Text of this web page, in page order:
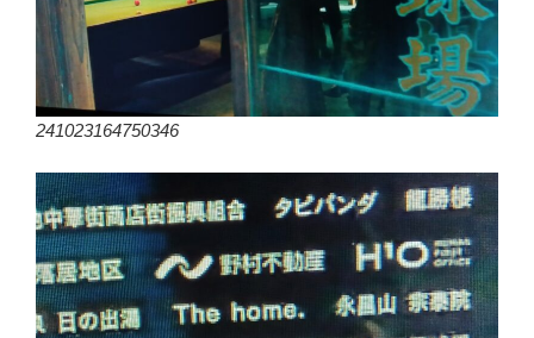
241023164750346